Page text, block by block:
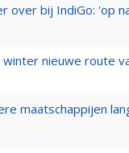
over bij IndiGo: 'op
nieuwe route
maatschappijen